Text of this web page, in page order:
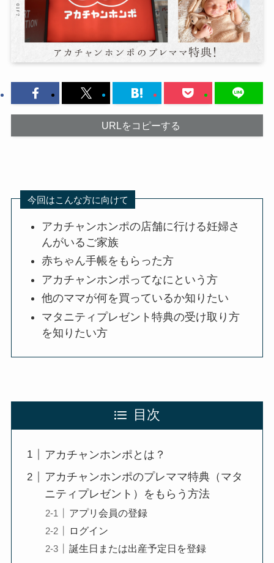
URLをコピーする
今回はこんな方に向けて
アカチャンホンポの店舗に行ける妊婦さ
んがいるご家族
赤ちゃん手帳をもらった方
アカチャンホンポってなにという方
他のママが何を買っているか知りたい
マタニティプレゼント特典の受け取り方
を知りたい方
目次
アカチャンホンポとは？
アカチャンホンポのプレママ特典（マタ
ニティプレゼント）をもらう方法
アプリ会員の登録
ログイン
誕生日または出産予定日を登録